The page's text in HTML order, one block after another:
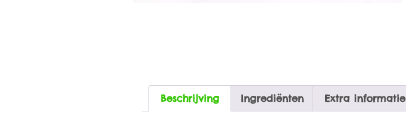
Beschrijving Ingrediënten Extra informatie